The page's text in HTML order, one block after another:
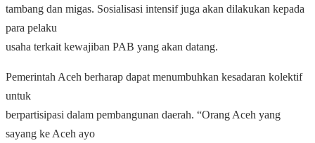
tambang dan migas. Sosialisasi intensif juga akan dilakukan kepada
para pelaku
usaha terkait kewajiban PAB yang akan datang.
Pemerintah Aceh berharap dapat menumbuhkan kesadaran kolektif
untuk
berpartisipasi dalam pembangunan daerah. “Orang Aceh yang
sayang ke Aceh ayo